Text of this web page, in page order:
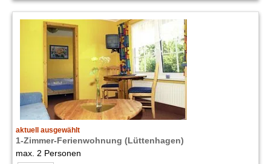
aktuell ausgewählt
1-Zimmer-Ferienwohnung (Lüttenhagen)
max. 2 Personen